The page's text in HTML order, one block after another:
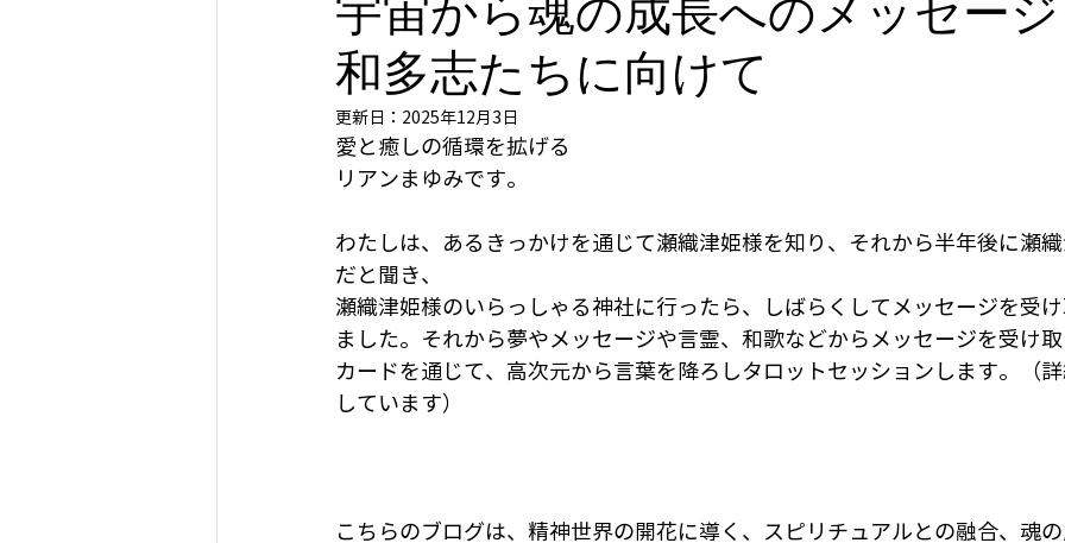
宇宙から魂の成長へのメッセー
和多志たちに向けて
更新日： 2025年12月3日
愛と癒しの循環を拡げる
リアンまゆみです。
わたしは、あるきっかけを通じて瀬織津姫様を知り、それから半年後に瀬
だと聞き、
瀬織津姫様のいらっしゃる神社に行ったら、しばらくしてメッセージを受
ました。それから夢やメッセージや言霊、和歌などからメッセージを受け取
カードを通じて、高次元から言葉を降ろしタロットセッションします。（
しています）
こちらのブログは、精神世界の開花に導く、スピリチュアルとの融合、魂